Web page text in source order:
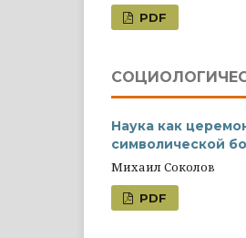
PDF
Наука как
символической
Михаил Соколов
PDF